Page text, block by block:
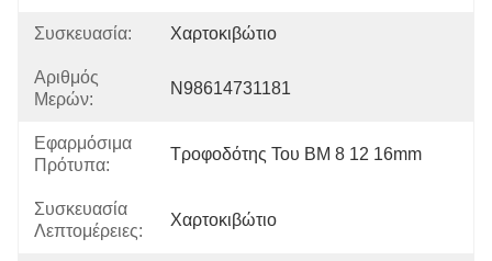
Συσκευασία: Χαρτοκιβώτιο
Αριθμός
Μερών:
N98614731181
Εφαρμόσιμα
Πρότυπα:
Τροφοδότης Του BM 8 12 16mm
Συσκευασία
Λεπτομέρειες:
Χαρτοκιβώτιο